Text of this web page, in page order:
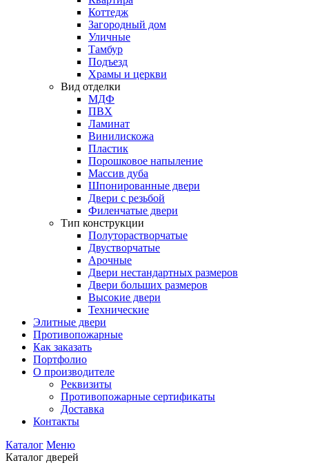
Коттедж
Загородный дом
Уличные
Тамбур
Подъезд
Храмы и церкви
Вид отделки
МДФ
ПВХ
Ламинат
Винилискожа
Пластик
Порошковое напыление
Массив дуба
Шпонированные двери
Двери с резьбой
Филенчатые двери
Тип конструкции
Полуторастворчатые
Двустворчатые
Арочные
Двери нестандартных размеров
Двери больших размеров
Высокие двери
Технические
Элитные двери
Противопожарные
Как заказать
Портфолио
О производителе
Реквизиты
Противопожарные сертификаты
Доставка
Контакты
Каталог Меню
Каталог дверей